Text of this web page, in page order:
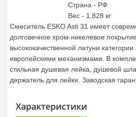
Страна - РФ
Вес - 1,828 кг
Смеситель ESKO Asti 31 имеет
долговечное хром-никелевое
высококачественной латуни
европейскими механизмами. В
стильная душевая лейка, душевой
держатель для лейки. Заводская
Характеристики